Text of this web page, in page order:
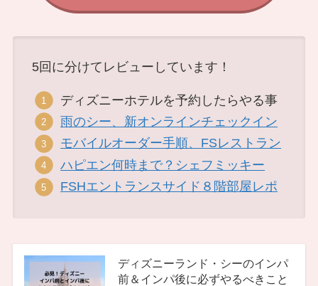
5回に分けてレビューしています！
ディズニーホテルを予約したらやる事
雨のシー、新オンラインチェックイン
モバイルオーダー手順、FSレストラン
ハピエン何時まで？シェフミッキー
FSHエントランスサイド８階部屋レポ
ディズニーランド・シーのインパ
前＆インパ後に必ずやるべきこと